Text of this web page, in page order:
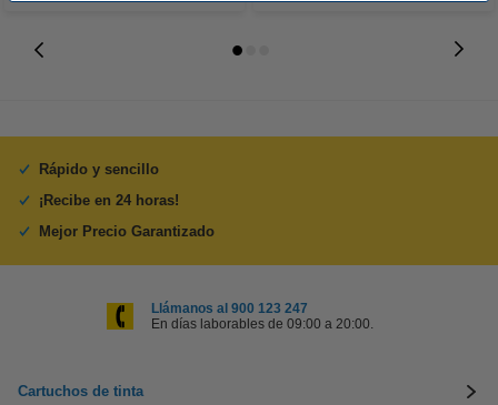
Rápido y sencillo
¡Recibe en 24 horas!
Mejor Precio Garantizado
Llámanos al 900 123 247
En días laborables de 09:00 a 20:00.
Cartuchos de tinta